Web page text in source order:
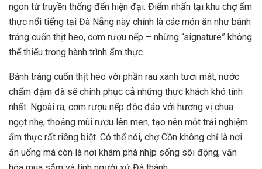
ngon từ truyền thống đến hiện đại. Điểm nhấn tại khu chợ ẩm
thực nổi tiếng tại Đà Nẵng này chính là các món ăn như bánh
tráng cuốn thịt heo, cơm rượu nếp – những “signature” không
thể thiếu trong hành trình ẩm thực.
Bánh tráng cuốn thịt heo với phần rau xanh tươi mát, nước
chấm đậm đà sẽ chinh phục cả những thực khách khó tính
nhất. Ngoài ra, cơm rượu nếp độc đáo với hương vị chua
ngọt nhẹ, thoảng mùi rượu lên men, tạo nên một trải nghiệm
ẩm thực rất riêng biệt. Có thể nói, chợ Cồn không chỉ là nơi
ăn uống mà còn là nơi khám phá nhịp sống sôi động, văn